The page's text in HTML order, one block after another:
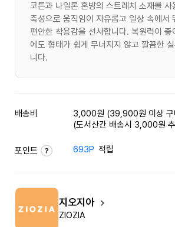
코튼과 나일론 혼방의 스트레치 소재를 사
축성으로 움직임이 자유롭고 일상 속에서
편안한 착용감을 선사합니다. 복원력이 좋
에도 형태가 쉽게 무너지지 않고 깔끔한
니다.
배송비
3,000원 (39,900원 이상 구
(도서산간 배송시 3,000원
포인트 693P 적립
지오지아
ZIOZIA